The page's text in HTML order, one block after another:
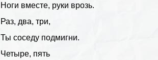
Ноги вместе, руки врозь.
Раз, два, три,
Ты соседу подмигни.
Четыре, пять